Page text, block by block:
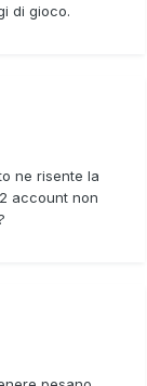
di gioco.
ne risente la
account non